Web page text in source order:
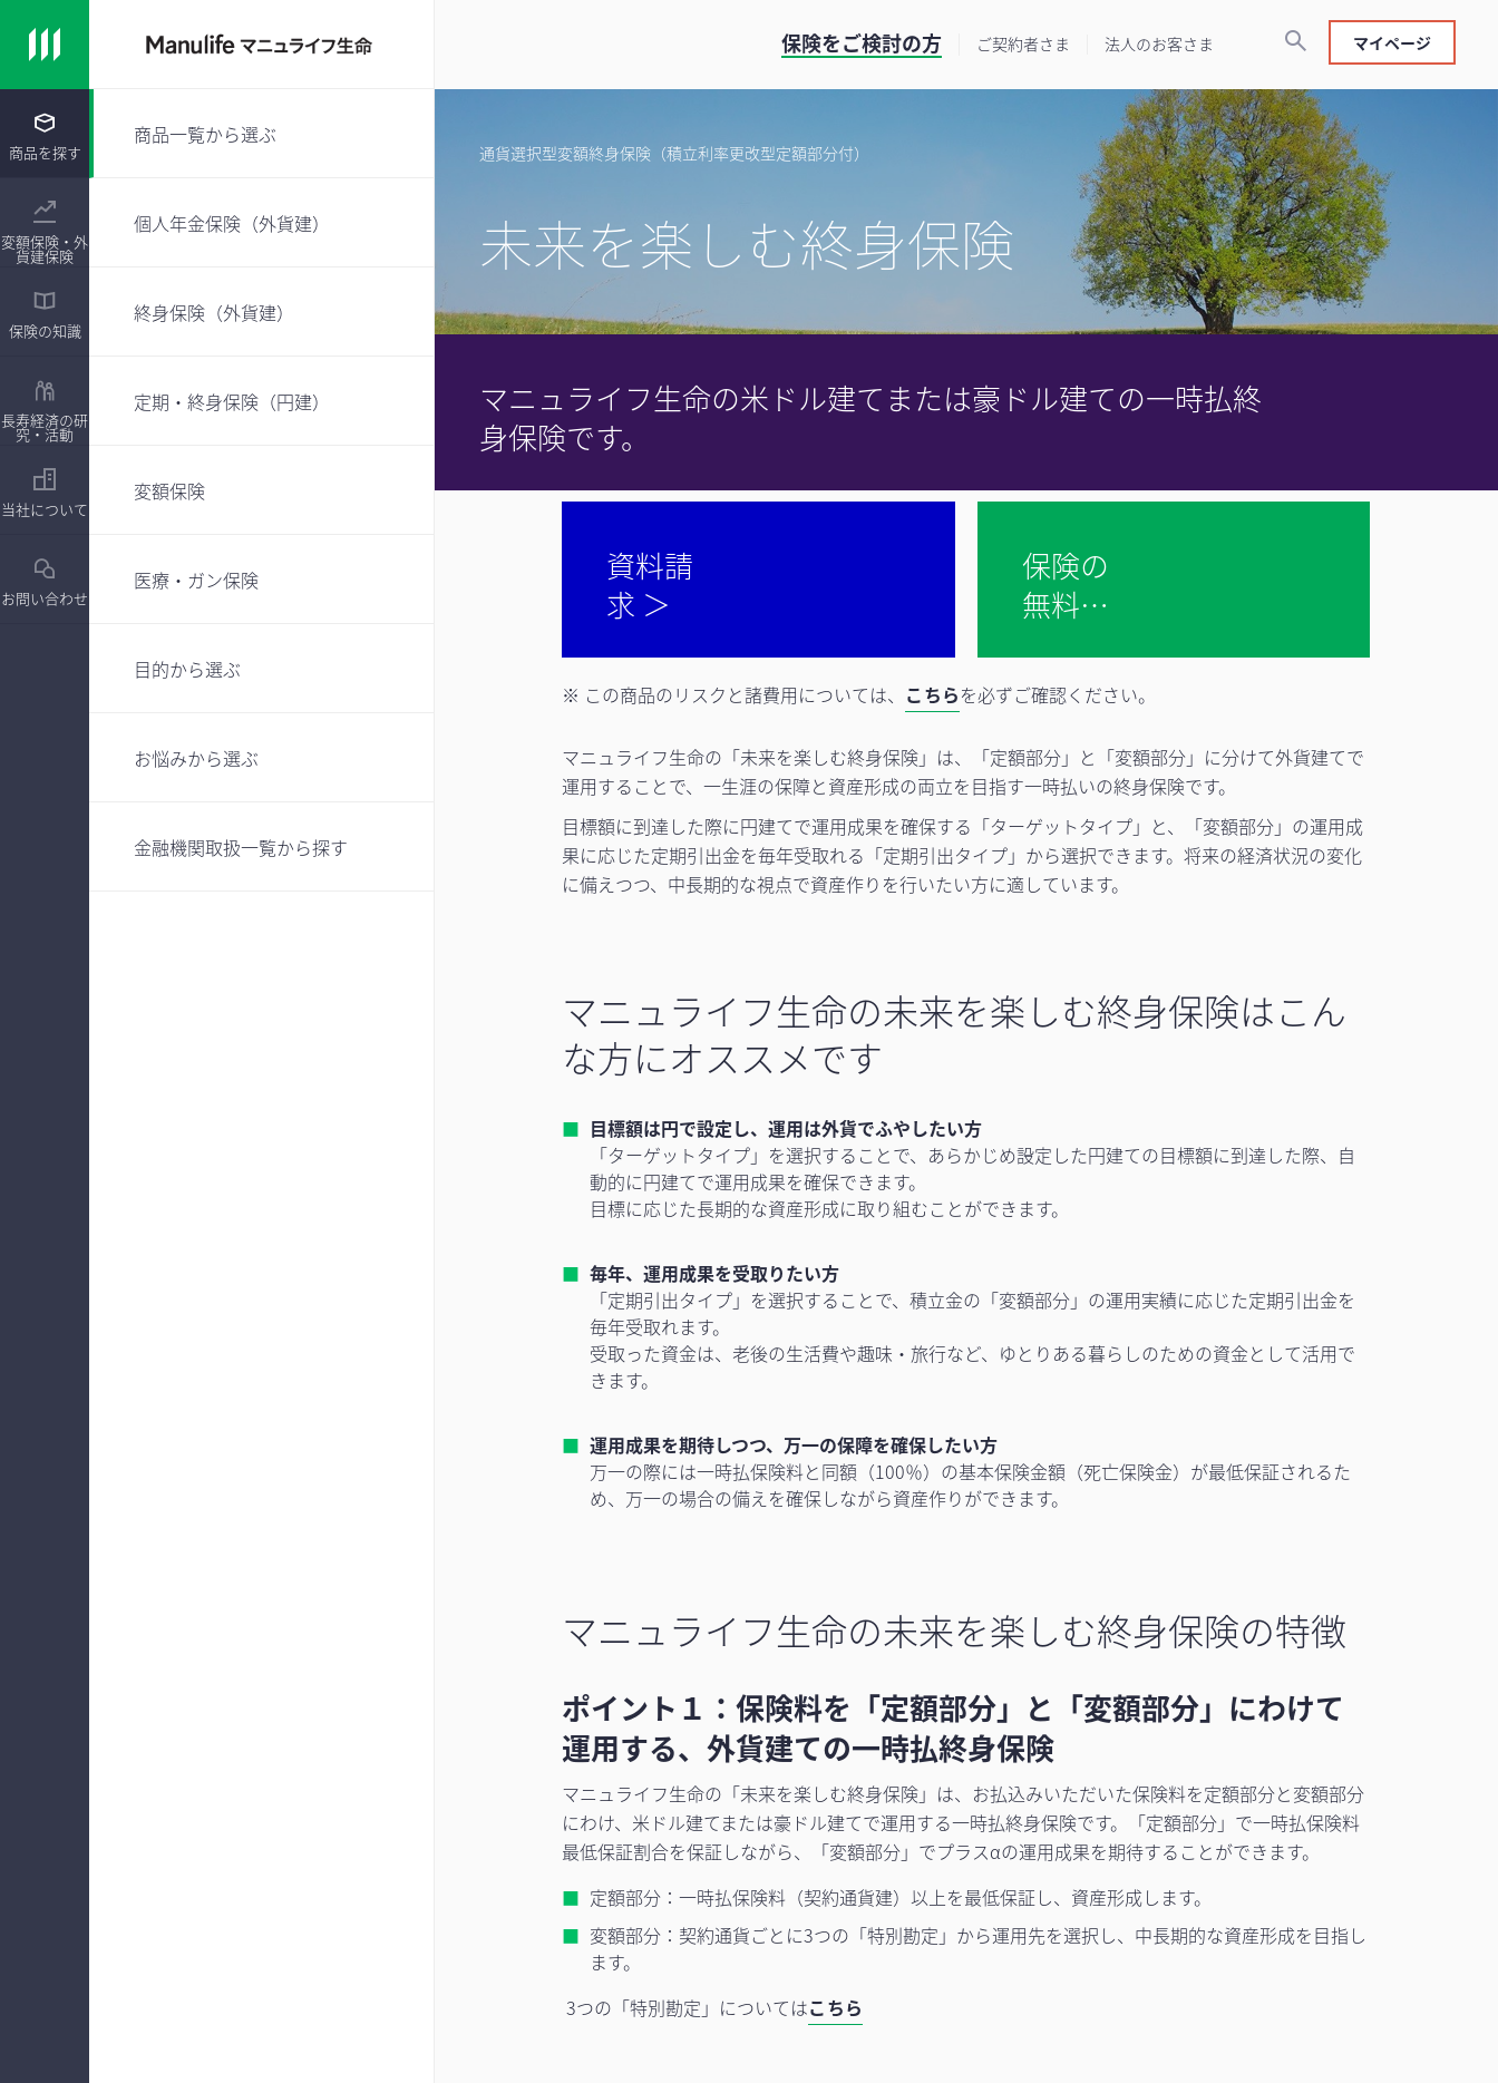
商品を探す
変額保険・外
貨建保険
保険の知識
長寿経済の研
究・活動
当社について
お問い合わせ
保険をご検討の方 ご契約者さま 法人のお客さま マイページ
商品一覧から選ぶ
個人年金保険（外貨建）
終身保険（外貨建）
定期・終身保険（円建）
変額保険
医療・ガン保険
目的から選ぶ
お悩みから選ぶ
金融機関取扱一覧から探す
通貨選択型変額終身保険（積立利率更改型定額部分付）
未来を楽しむ終身保険
マニュライフ生命の米ドル建てまたは豪ドル建ての一時払終
身保険です。
資料請
求 ＞
保険の
無料相
※ この商品のリスクと諸費用については、 こちらを必ずご確認ください。
マニュライフ生命の「未来を楽しむ終身保険」は、「定額部分」と「変額部分」に分けて外貨建てで
運用することで、一生涯の保障と資産形成の両立を目指す一時払いの終身保険です。
目標額に到達した際に円建てで運用成果を確保する「ターゲットタイプ」と、「変額部分」の運用成
果に応じた定期引出金を毎年受取れる「定期引出タイプ」から選択できます。将来の経済状況の変化
に備えつつ、中長期的な視点で資産作りを行いたい方に適しています。
マニュライフ生命の未来を楽しむ終身保険はこん
な方にオススメです
目標額は円で設定し、運用は外貨でふやしたい方
「ターゲットタイプ」を選択することで、あらかじめ設定した円建ての目標額に到達した際、自
動的に円建てで運用成果を確保できます。
目標に応じた長期的な資産形成に取り組むことができます。
毎年、運用成果を受取りたい方
「定期引出タイプ」を選択することで、積立金の「変額部分」の運用実績に応じた定期引出金を
毎年受取れます。
受取った資金は、老後の生活費や趣味・旅行など、ゆとりある暮らしのための資金として活用で
きます。
運用成果を期待しつつ、万一の保障を確保したい方
万一の際には一時払保険料と同額（100％）の基本保険金額（死亡保険金）が最低保証されるた
め、万一の場合の備えを確保しながら資産作りができます。
マニュライフ生命の未来を楽しむ終身保険の特徴
ポイント１：保険料を「定額部分」と「変額部分」にわけて
運用する、外貨建ての一時払終身保険
マニュライフ生命の「未来を楽しむ終身保険」は、お払込みいただいた保険料を定額部分と変額部分
にわけ、米ドル建てまたは豪ドル建てで運用する一時払終身保険です。「定額部分」で一時払保険料
最低保証割合を保証しながら、「変額部分」でプラスαの運用成果を期待することができます。
定額部分：一時払保険料（契約通貨建）以上を最低保証し、資産形成します。
変額部分：契約通貨ごとに3つの「特別勘定」から運用先を選択し、中長期的な資産形成を目指し
ます。
3つの「特別勘定」についてはこちら